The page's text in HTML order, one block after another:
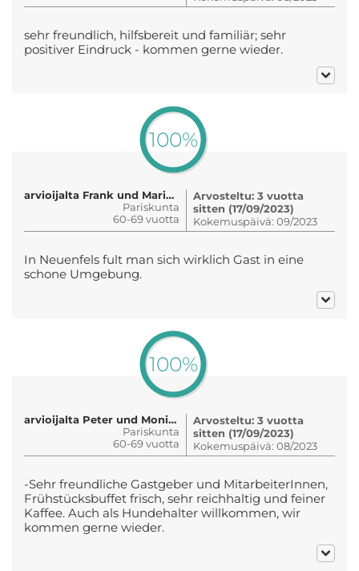
sehr freundlich, hilfsbereit und familiär; sehr
positiver Eindruck - kommen gerne wieder.
100%
arvioijalta Frank und Marian Edens
Pariskunta
60-69 vuotta
Arvosteltu: 3 vuotta
sitten (17/09/2023)
Kokemuspäivä: 09/2023
In Neuenfels fult man sich wirklich Gast in eine
schone Umgebung.
100%
arvioijalta Peter und Monika Haug
Pariskunta
60-69 vuotta
Arvosteltu: 3 vuotta
sitten (17/09/2023)
Kokemuspäivä: 08/2023
-Sehr freundliche Gastgeber und MitarbeiterInnen,
Frühstücksbuffet frisch, sehr reichhaltig und feiner
Kaffee. Auch als Hundehalter willkommen, wir
kommen gerne wieder.